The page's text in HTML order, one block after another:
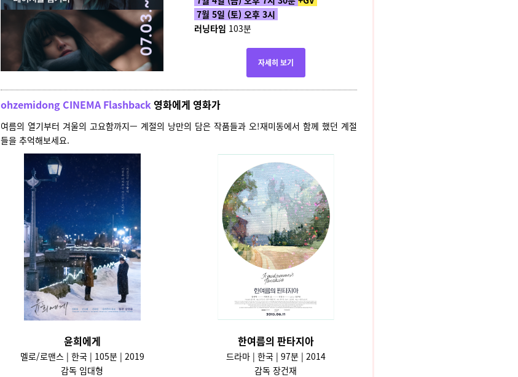
7월 5일 (토) 오후 3시
러닝타임 103분
자세히 보기
ohzemidong CINEMA Flashback 영화에게 영화가
여름의 열기부터 겨울의 고요함까지— 계절의 낭만의 담은 작품들과 오!재미동에서 함께 했던 계절
들을 추억해보세요.
윤희에게
멜로/로맨스 | 한국 | 105분 | 2019
감독 임대형
한여름의 판타지아
드라마 | 한국 | 97분 | 2014
감독 장건재